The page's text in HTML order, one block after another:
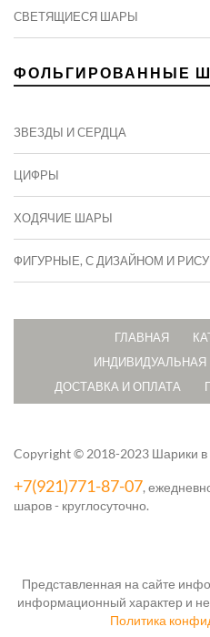
СВЕТЯЩИЕСЯ ШАРЫ
ФОЛЬГИРОВАННЫЕ
ЗВЕЗДЫ И СЕРДЦА
ЦИФРЫ
ХОДЯЧИЕ ШАРЫ
ФИГУРНЫЕ, С ДИЗАЙНОМ И
ГЛАВНАЯ
ДОСТАВКА И ОПЛАТА
Copyright © 2018-2023 Шарики
+7(921)771-87-07,
шаров - круглосуточно.
Представленная на сайте
информационный характер и
Политика